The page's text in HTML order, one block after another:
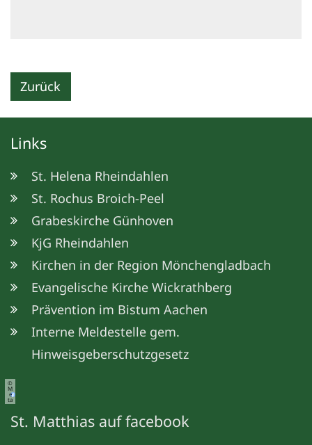
Zurück
Links
St. Helena Rheindahlen
St. Rochus Broich-Peel
Grabeskirche Günhoven
KjG Rheindahlen
Kirchen in der Region Mönchengladbach
Evangelische Kirche Wickrathberg
Prävention im Bistum Aachen
Interne Meldestelle gem.
Hinweisgeberschutzgesetz
©
M
e
ta
St. Matthias auf facebook